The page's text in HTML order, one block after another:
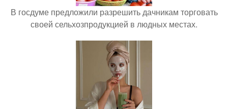
В госдуме предложили разрешить дачникам торговать
своей сельхозпродукцией в людных местах.